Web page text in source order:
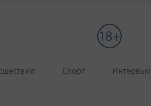
Спорт Интервью